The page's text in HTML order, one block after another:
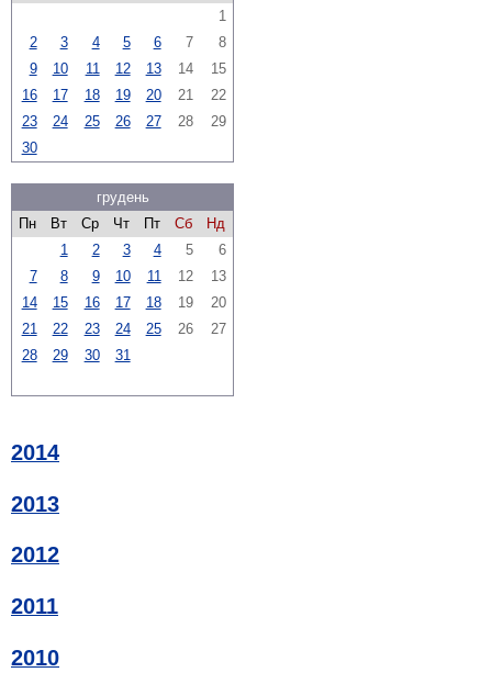
1
2
3 4 5 6 7
8
9
10 11 12 13 14
15
16
17 18 19 20 21
22
23
24 25 26 27 28
29
30
грудень
Пн
Вт Ср Чт Пт Сб
Нд
1
2 3 4 5
6
7
8 9 10 11 12
13
14
15 16 17 18 19
20
21
22 23 24 25 26
27
28
29 30 31
2014
2013
2012
2011
2010